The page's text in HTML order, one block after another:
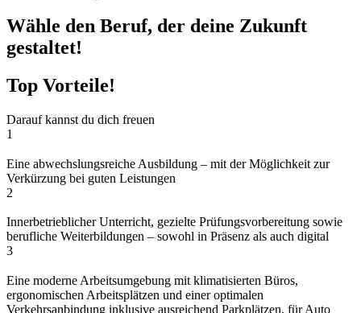
Wähle den Beruf, der deine Zukunft
gestaltet!
Top Vorteile!
Darauf kannst du dich freuen
1
Eine abwechslungsreiche Ausbildung – mit der Möglichkeit zur
Verkürzung bei guten Leistungen
2
Innerbetrieblicher Unterricht, gezielte Prüfungsvorbereitung sowie
berufliche Weiterbildungen – sowohl in Präsenz als auch digital
3
Eine moderne Arbeitsumgebung mit klimatisierten Büros,
ergonomischen Arbeitsplätzen und einer optimalen
Verkehrsanbindung inklusive ausreichend Parkplätzen, für Auto